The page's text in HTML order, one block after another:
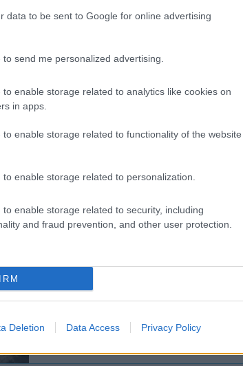
data to be sent to Google for online advertising
send me personalized advertising.
enable storage related to analytics like cookies on
in apps.
to enable storage related to functionality of the website
enable storage related to personalization.
enable storage related to security, including
and fraud prevention, and other user protection.
Deletion Data Access Privacy Policy
30-án ünnepelte a
a török erők 1922-ben kiűzték a
hogy „ne felejtse el
az égei-tengeri szigeteket az 1923-
adták, azzal a feltétellel, hogy
többször is kijelentette,
görög szuverenitást, amennyiben
válaszul „abszurdnak”
Görögország szuverenitását a
Letartóztatták a török
kigúnyolta Erdoganék